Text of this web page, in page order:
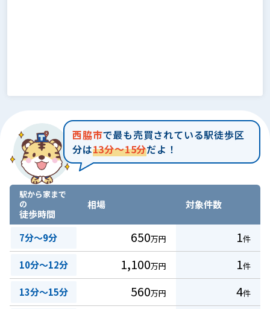
西脇市で最も売買されている駅徒歩区
分は13分～15分だよ！
駅から家まで
の
徒歩時間
相場 対象件数
7分～9分 650万円 1件
10分～12分 1,100万円 1件
13分～15分 560万円 4件